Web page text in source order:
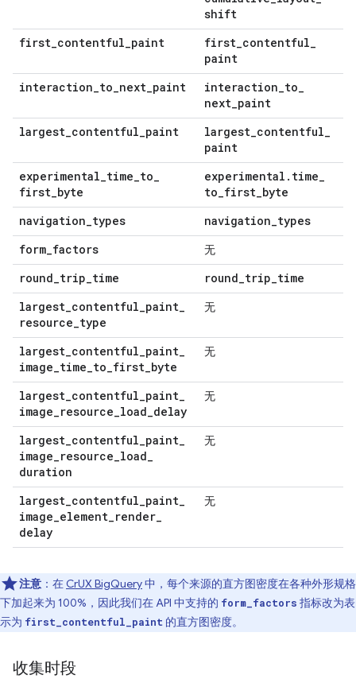
shift
first_contentful_paint first_contentful_
paint
interaction_to_next_paint interaction_to_
next_paint
largest_contentful_paint largest_contentful_
paint
experimental_time_to_
first_byte
experimental . time_
to_first_byte
navigation_types navigation_types
form_factors 无
round_trip_time round_trip_time
largest_contentful_paint_
resource_type
无
largest_contentful_paint_
image_time_to_first_byte
无
largest_contentful_paint_
image_resource_load_delay
无
largest_contentful_paint_
image_resource_load_
duration
无
largest_contentful_paint_
image_element_render_
delay
无
注意 ：在 CrUX BigQuery中，每个来源的直方图密度在各种外形规格
下加起来为 100%，因此我们在 API 中支持的 form_factors 指标改为表
示为 first_contentful_paint 的直方图密度。
收集时段